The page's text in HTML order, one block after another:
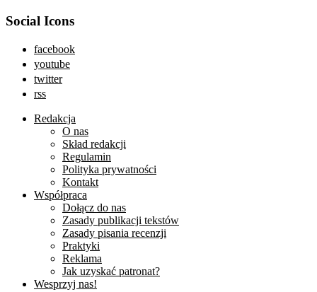
Social Icons
facebook
youtube
twitter
rss
Redakcja
O nas
Skład redakcji
Regulamin
Polityka prywatności
Kontakt
Współpraca
Dołącz do nas
Zasady publikacji tekstów
Zasady pisania recenzji
Praktyki
Reklama
Jak uzyskać patronat?
Wesprzyj nas!